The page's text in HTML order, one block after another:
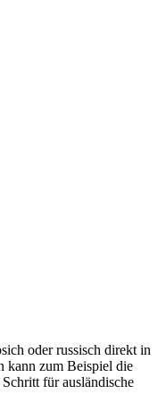
oder russisch direkt in
kann zum Beispiel die
für ausländische